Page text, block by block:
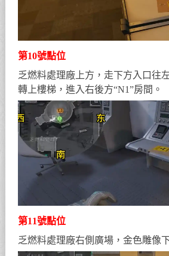
第10號點位
乏燃料處理廠上方，走下方入口往
轉上樓梯，進入右後方“N1”房間。
第11號點位
乏燃料處理廠右側廣場，金色雕像